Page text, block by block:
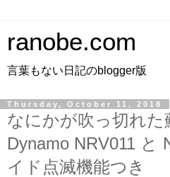
ranobe.com
言葉もない日記のblogger版
Thursday, October 11, 2018
なにかが吹っ切れた
Dynamo NRV011 と
イド点滅機能つき